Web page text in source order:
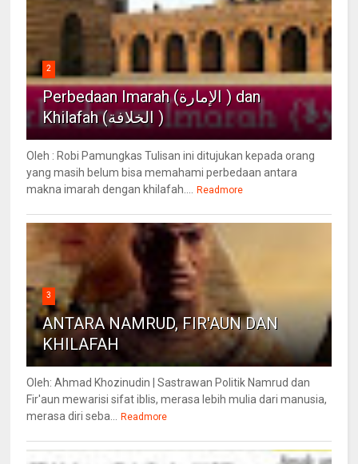
2
Perbedaan Imarah (الإمارة ) dan
Khilafah (الخلافة )
Oleh : Robi Pamungkas Tulisan ini ditujukan kepada orang
yang masih belum bisa memahami perbedaan antara
makna imarah dengan khilafah....
Readmore
3
ANTARA NAMRUD, FIR'AUN DAN
KHILAFAH
Oleh: Ahmad Khozinudin | Sastrawan Politik Namrud dan
Fir'aun mewarisi sifat iblis, merasa lebih mulia dari manusia,
merasa diri seba...
Readmore